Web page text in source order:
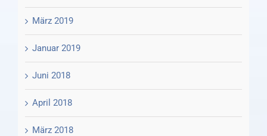
März 2019
Januar 2019
Juni 2018
April 2018
März 2018